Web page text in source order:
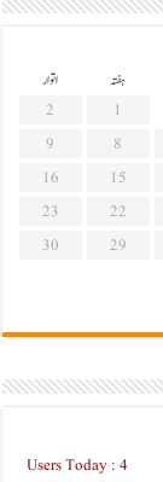
ہفتہ
اتوار
1
2
8
9
15
16
22
23
29
30